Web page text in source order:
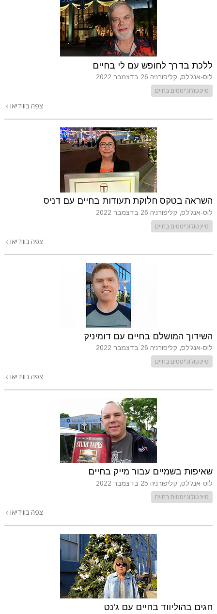
ללכת בדרך לחופש עם לי בחיים
לוס-אנג'לס, קליפורניה 26 בדצמבר 2022
סיינטולוג'יסטים בחיים
צפה בווידיאו
השראה בטקס חלוקת תעודות בחיים עם דניס
לוס-אנג'לס, קליפורניה 26 בדצמבר 2022
סיינטולוג'יסטים בחיים
צפה בווידיאו
השידוך המושלם בחיים עם דומיניק
לוס-אנג'לס, קליפורניה 26 בדצמבר 2022
סיינטולוג'יסטים בחיים
צפה בווידיאו
שאיפות בשמיים עבור מייק בחיים
לוס-אנג'לס, קליפורניה 25 בדצמבר 2022
סיינטולוג'יסטים בחיים
צפה בווידיאו
חגים בהוליווד בחיים עם ג'נט